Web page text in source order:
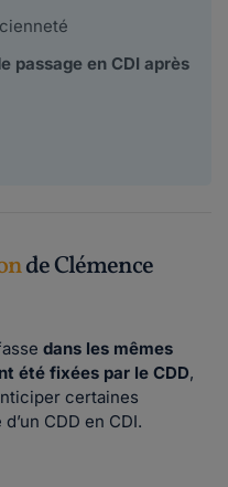
passage en CDI après
de Clémence
dans les mêmes
été fixées par le CDD,
certaines
CDD en CDI.